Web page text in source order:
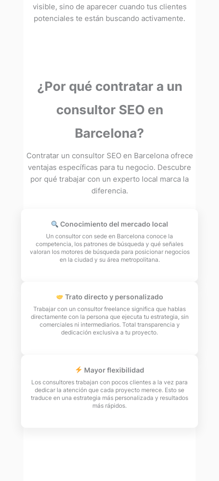
visible, sino de aparecer cuando tus clientes
potenciales te están buscando activamente.
¿Por qué contratar a un
consultor SEO en
Barcelona?
Contratar un consultor SEO en Barcelona ofrece
ventajas específicas para tu negocio. Descubre
por qué trabajar con un experto local marca la
diferencia.
Conocimiento del mercado local
Un consultor con sede en Barcelona conoce la
competencia, los patrones de búsqueda y qué señales
valoran los motores de búsqueda para posicionar negocios
en la ciudad y su área metropolitana.
Trato directo y personalizado
Trabajar con un consultor freelance significa que hablas
directamente con la persona que ejecuta tu estrategia, sin
comerciales ni intermediarios. Total transparencia y
dedicación exclusiva a tu proyecto.
Mayor flexibilidad
Los consultores trabajan con pocos clientes a la vez para
dedicar la atención que cada proyecto merece. Esto se
traduce en una estrategia más personalizada y resultados
más rápidos.